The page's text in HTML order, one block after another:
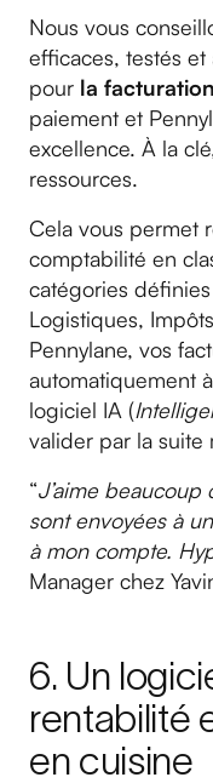
Nous vous
efficaces, testés
pour la
paiement et
excellence. À la
ressources.
Cela vous permet
comptabilité en
catégories
Logistiques,
Pennylane, vos
automatiquement
logiciel IA (
valider par la suite
“J’aime beaucoup
sont envoyées à
à mon compte.
Manager chez
6. Un
rentabilité
en cuisine